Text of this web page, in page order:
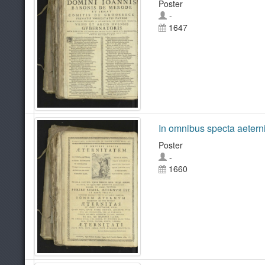
Poster
-
1647
In omnibus specta
Poster
-
1660